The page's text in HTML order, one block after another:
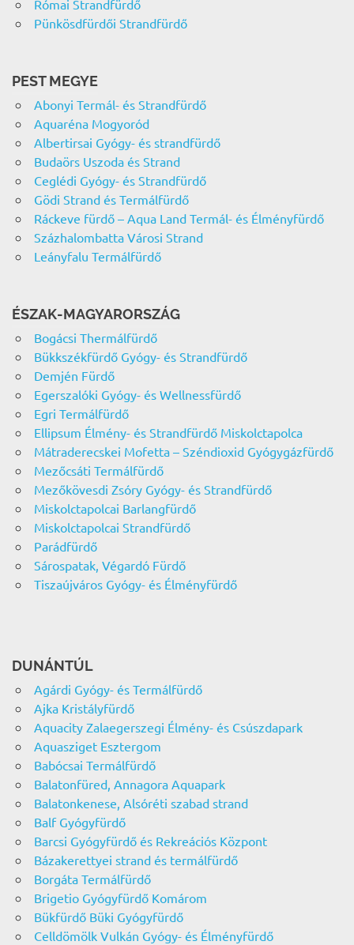
Római Strandfürdő
Pünkösdfürdői Strandfürdő
PEST MEGYE
Abonyi Termál- és Strandfürdő
Aquaréna Mogyoród
Albertirsai Gyógy- és strandfürdő
Budaörs Uszoda és Strand
Ceglédi Gyógy- és Strandfürdő
Gödi Strand és Termálfürdő
Ráckeve fürdő – Aqua Land Termál- és Élményfürdő
Százhalombatta Városi Strand
Leányfalu Termálfürdő
ÉSZAK-MAGYARORSZÁG
Bogácsi Thermálfürdő
Bükkszékfürdő Gyógy- és Strandfürdő
Demjén Fürdő
Egerszalóki Gyógy- és Wellnessfürdő
Egri Termálfürdő
Ellipsum Élmény- és Strandfürdő Miskolctapolca
Mátraderecskei Mofetta – Széndioxid Gyógygázfürdő
Mezőcsáti Termálfürdő
Mezőkövesdi Zsóry Gyógy- és Strandfürdő
Miskolctapolcai Barlangfürdő
Miskolctapolcai Strandfürdő
Parádfürdő
Sárospatak, Végardó Fürdő
Tiszaújváros Gyógy- és Élményfürdő
DUNÁNTÚL
Agárdi Gyógy- és Termálfürdő
Ajka Kristályfürdő
Aquacity Zalaegerszegi Élmény- és Csúszdapark
Aquasziget Esztergom
Babócsai Termálfürdő
Balatonfüred, Annagora Aquapark
Balatonkenese, Alsóréti szabad strand
Balf Gyógyfürdő
Barcsi Gyógyfürdő és Rekreációs Központ
Bázakerettyei strand és termálfürdő
Borgáta Termálfürdő
Brigetio Gyógyfürdő Komárom
Bükfürdő Büki Gyógyfürdő
Celldömölk Vulkán Gyógy- és Élményfürdő